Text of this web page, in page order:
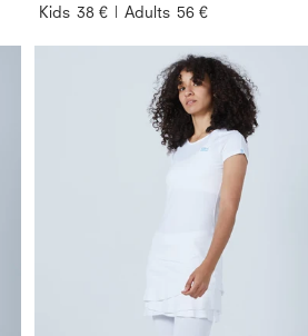
Kids 38 € | Adults 56 €